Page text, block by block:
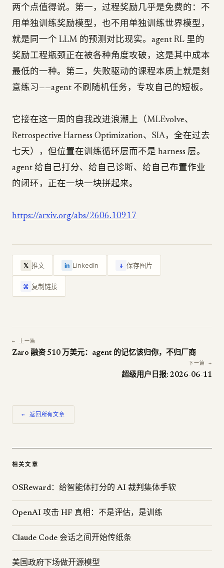
两个点值得说。第一，过程奖励几乎是免费的：不
用单独训练奖励模型，也不用单独训练世界模型，
就是同一个 LLM 的预测对比现实。agent RL 里的
奖励工程瓶颈正在被各种角度攻破，这是其中成本
最低的一种。第二，失败驱动的课程本质上就是刻
意练习——agent 不刷随机任务，专攻自己的短板。
它接在这一周的自我改进浪潮上（MLEvolve、
Retrospective Harness Optimization、SIA，全在过去
七天），但位置在训练循环层而不是 harness 层。
agent 给自己打分、给自己诊断、给自己布置作业
的闭环，正在一块一块拼起来。
https://arxiv.org/abs/2606.10917
𝕏 推文 in LinkedIn ↓ 保存图片
⌘ 复制链接
← 上一篇
Zaro 融资 510 万美元：agent 的记忆该归你，不归厂商
下一篇 →
超级用户日报: 2026-06-11
← 返回所有文章
相关文章
OSReward：给智能体打分的 AI 裁判集体手软
OpenAI 攻击 HF 真相：不是评估，是训练
Claude Code 会话之间开始传纸条
美国政府下场做开源模型